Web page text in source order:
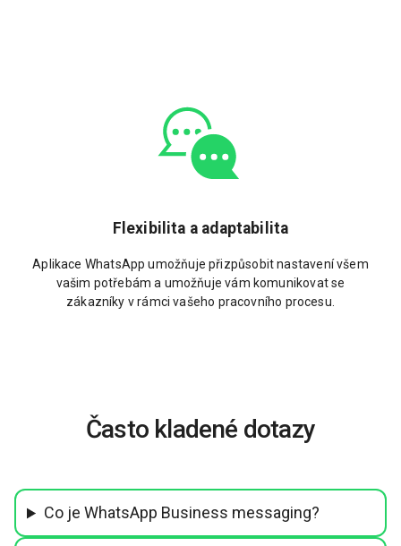
Flexibilita a adaptabilita
Aplikace WhatsApp umožňuje přizpůsobit nastavení všem
vašim potřebám a umožňuje vám komunikovat se
zákazníky v rámci vašeho pracovního procesu.
Často kladené dotazy
Co je WhatsApp Business messaging?